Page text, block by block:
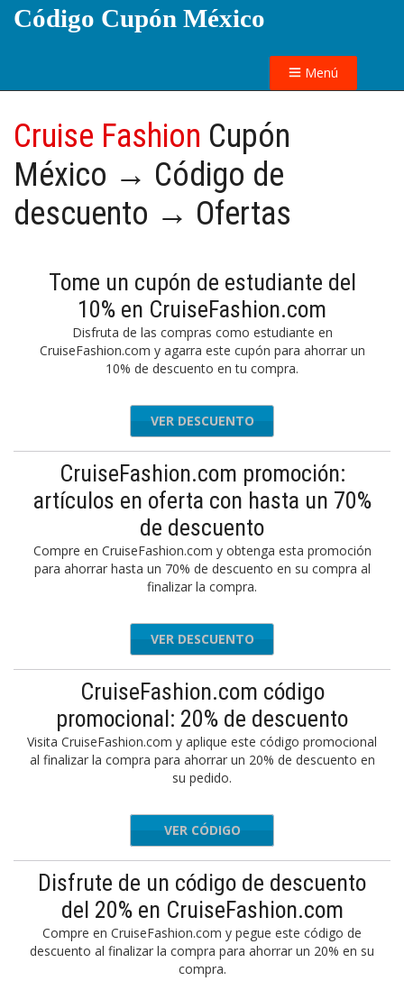
Código Cupón México
Menú
Cruise Fashion Cupón
México → Código de
descuento → Ofertas
Tome un cupón de estudiante del
10% en CruiseFashion.com
Disfruta de las compras como estudiante en
CruiseFashion.com y agarra este cupón para ahorrar un
10% de descuento en tu compra.
VER DESCUENTO
CruiseFashion.com promoción:
artículos en oferta con hasta un 70%
de descuento
Compre en CruiseFashion.com y obtenga esta promoción
para ahorrar hasta un 70% de descuento en su compra al
finalizar la compra.
VER DESCUENTO
CruiseFashion.com código
promocional: 20% de descuento
Visita CruiseFashion.com y aplique este código promocional
al finalizar la compra para ahorrar un 20% de descuento en
su pedido.
UTLET20
VER CÓDIGO
Disfrute de un código de descuento
del 20% en CruiseFashion.com
Compre en CruiseFashion.com y pegue este código de
descuento al finalizar la compra para ahorrar un 20% en su
compra.